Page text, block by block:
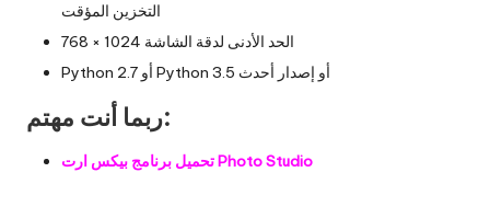
التخزين المؤقت
الحد الأدنى لدقة الشاشة 1024 × 768
Python 2.7 أو Python 3.5 أو إصدار أحدث
ربما أنت مهتم:
تحميل برنامج بيكس ارت Photo Studio